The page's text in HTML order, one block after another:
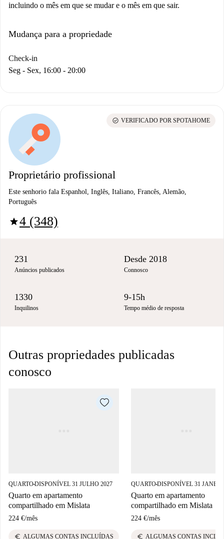
incluindo o mês em que se mudar e o mês em que sair.
Mudança para a propriedade
Check-in
Seg - Sex, 16:00 - 20:00
Proprietário profissional
Este senhorio fala Espanhol, Inglês, Italiano, Francês, Alemão,
Português
star4 (348)
check_circle VERIFICADO POR SPOTAHOME
231
Anúncios publicados
Desde 2018
Connosco
1330
Inquilinos
9-15h
Tempo médio de resposta
Outras propriedades publicadas
conosco
QUARTO■DISPONÍVEL 31 JULHO 2027
Quarto em apartamento
compartilhado em Mislata
224 €/mês
euro ALGUMAS CONTAS INCLUÍDAS
QUARTO■DISPONÍVEL 31
Quarto em apartamento
compartilhado em Mislata
224 €/mês
euro ALGUMAS CONTAS